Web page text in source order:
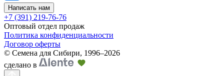
Написать нам
+7 (391) 219-76-76
Оптовый отдел продаж
Политика конфиденциальности
Договор оферты
© Семена для Сибири, 1996–2026
сделано в